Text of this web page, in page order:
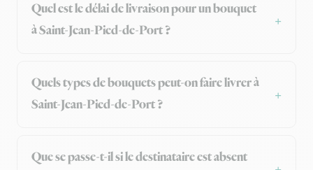
Quel est le délai de livraison pour un bouquet
à Saint-Jean-Pied-de-Port ?
Quels types de bouquets peut-on faire livrer à
Saint-Jean-Pied-de-Port ?
Que se passe-t-il si le destinataire est absent